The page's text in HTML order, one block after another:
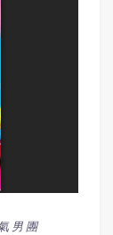
男團